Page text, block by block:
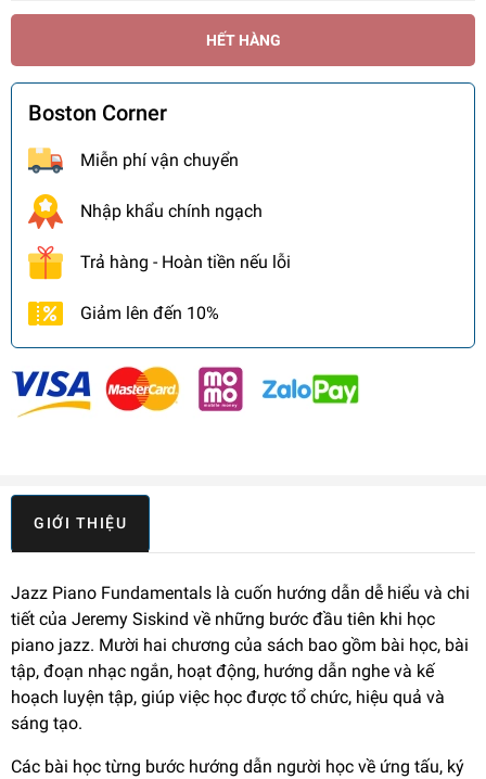
HẾT HÀNG
Boston Corner
Miễn phí vận chuyển
Nhập khẩu chính ngạch
Trả hàng - Hoàn tiền nếu lỗi
Giảm lên đến 10%
GIỚI THIỆU
Jazz Piano Fundamentals là cuốn hướng dẫn dễ hiểu và chi
tiết của Jeremy Siskind về những bước đầu tiên khi học
piano jazz. Mười hai chương của sách bao gồm bài học, bài
tập, đoạn nhạc ngắn, hoạt động, hướng dẫn nghe và kế
hoạch luyện tập, giúp việc học được tổ chức, hiệu quả và
sáng tạo.
Các bài học từng bước hướng dẫn người học về ứng tấu, ký